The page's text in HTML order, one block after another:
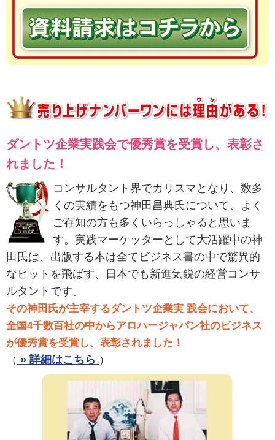
ダントツ企業実践会で優秀賞を受賞し、表彰さ
れました！
コンサルタント界でカリスマとなり、数多
くの実績をもつ神田昌典氏について、よく
ご存知の方も多くいらっしゃると思いま
す。実践マーケッターとして大活躍中の神
田氏は、出版する本は全てビジネス書の中で驚異的
なヒットを飛ばす、日本でも新進気鋭の経営コンサ
ルタントです。
その神田氏が主宰するダントツ企業実 践会において、
全国4千数百社の中からアロハージャパン社のビジネス
が優秀賞を受賞し、表彰されました！
（ » 詳細はこちら ）